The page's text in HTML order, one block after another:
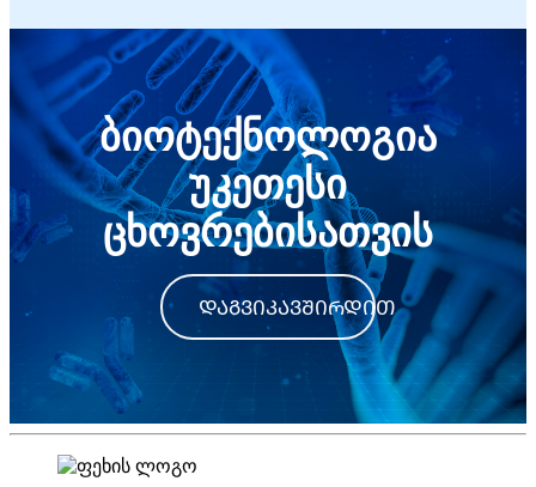
ბიოტექნოლოგია
უკეთესი
ცხოვრებისათვის
ᲓᲐᲒᲕᲘᲙᲐᲕᲨᲘᲠᲓᲘᲗ